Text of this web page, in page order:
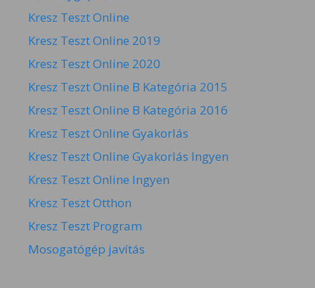
Kresz Teszt Online
Kresz Teszt Online 2019
Kresz Teszt Online 2020
Kresz Teszt Online B Kategória 2015
Kresz Teszt Online B Kategória 2016
Kresz Teszt Online Gyakorlás
Kresz Teszt Online Gyakorlás Ingyen
Kresz Teszt Online Ingyen
Kresz Teszt Otthon
Kresz Teszt Program
Mosogatógép javítás